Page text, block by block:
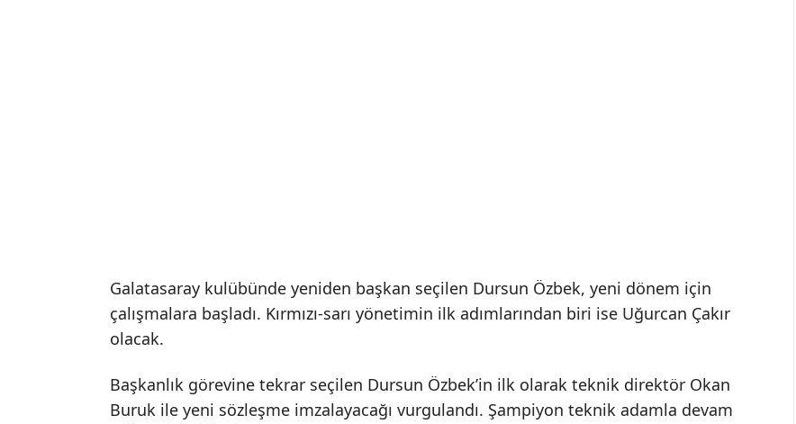
Galatasaray kulübünde yeniden başkan seçilen Dursun Özbek, yeni dönem için
çalışmalara başladı. Kırmızı-sarı yönetimin ilk adımlarından biri ise Uğurcan Çakır
olacak.
Başkanlık görevine tekrar seçilen Dursun Özbek’in ilk olarak teknik direktör Okan
Buruk ile yeni sözleşme imzalayacağı vurgulandı. Şampiyon teknik adamla devam